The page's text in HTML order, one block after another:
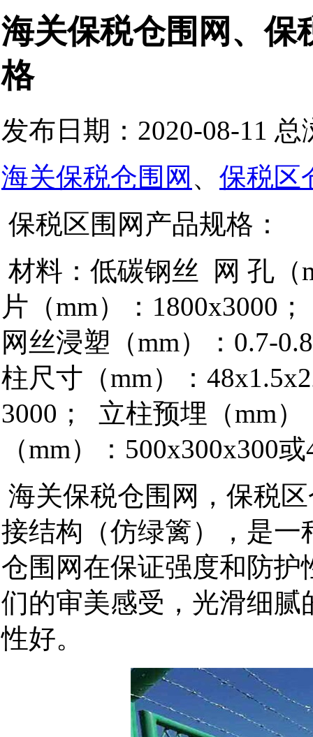
海关保税仓围网、保
格
发布日期：2020-08-11 总
海关保税仓围网 、 保税区
保税区围网产品规格：
材料：低碳钢丝 网 孔（
片（mm）：1800x3000
网丝浸塑（mm）：0.7-
柱尺寸（mm）：
3000； 立柱预埋（mm
（mm）：500x300x300
海关保税仓围网，保税
接结构（仿绿篱），是
仓围网在保证强度和防
们的审美感受，光滑细
性好。